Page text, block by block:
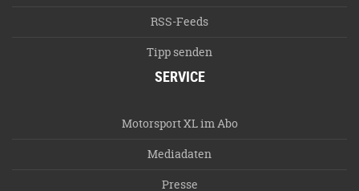
RSS-Feeds
Tipp senden
SERVICE
Motorsport XL im Abo
Mediadaten
Presse